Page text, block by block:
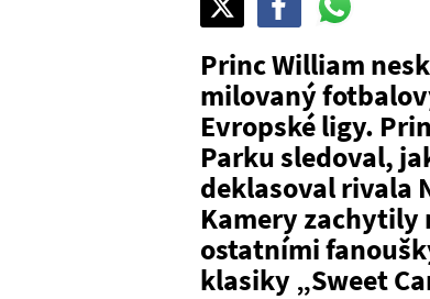
Pošli
na
X
Pošli
na
Facebook
Princ William
milovaný
Evropské ligy.
Parku sledoval,
deklasoval rivala
Kamery zachytily
ostatními
klasiky „Sweet